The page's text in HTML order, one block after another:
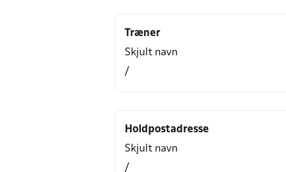
Træner
Skjult navn
/
Holdpostadresse
Skjult navn
/